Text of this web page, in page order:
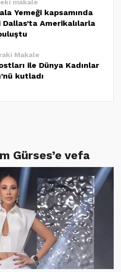
makale
Yemeği kapsamında
Amerikalılarla
Makale
ile Dünya Kadınlar
kutladı
Gürses’e vefa